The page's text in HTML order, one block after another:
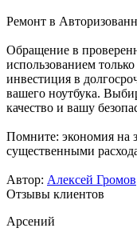
Ремонт в
Обращение в
использованием
инвестиция в
вашего ноутбука.
качество и вашу
Помните: экономия на
существенными
Автор: Алексей Громов
Отзывы клиентов
Арсений